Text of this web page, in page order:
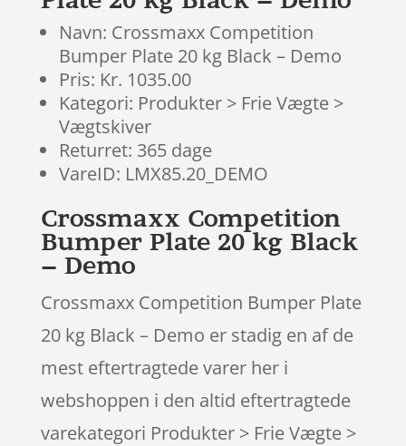
Navn: Crossmaxx Competition
Bumper Plate 20 kg Black – Demo
Pris: Kr. 1035.00
Kategori: Produkter > Frie Vægte >
Vægtskiver
Returret: 365 dage
VareID: LMX85.20_DEMO
Crossmaxx Competition
Bumper Plate 20 kg Black
– Demo
Crossmaxx Competition Bumper Plate
20 kg Black – Demo er stadig en af de
mest eftertragtede varer her i
webshoppen i den altid eftertragtede
varekategori Produkter > Frie Vægte >